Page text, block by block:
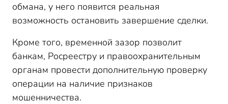
обмана, у него появится реальная
возможность остановить завершение сделки.
Кроме того, временной зазор позволит
банкам, Росреестру и правоохранительным
органам провести дополнительную проверку
операции на наличие признаков
мошенничества.